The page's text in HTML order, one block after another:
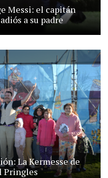
Messi: el capitán
a su padre
La Kermesse de
Pringles